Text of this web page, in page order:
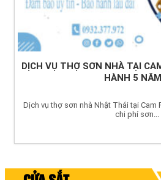
DỊCH VỤ THỢ SƠN NHÀ TẠI
HÀNH 5 NĂM
Dịch vụ thợ sơn nhà Nhật Thái tại Cam
chi phí sơn...